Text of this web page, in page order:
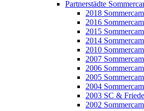
Partnerstädte
2018
2016
2015
2014
2010
2007
2006
2005
2004
2003 SC &
2002